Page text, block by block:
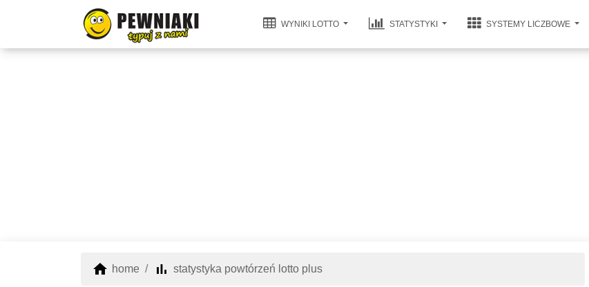
WYNIKI LOTTO STATYSTYKI SYSTEMY LICZBOWE
home home bar_chart statystyka powtórzeń lotto plus